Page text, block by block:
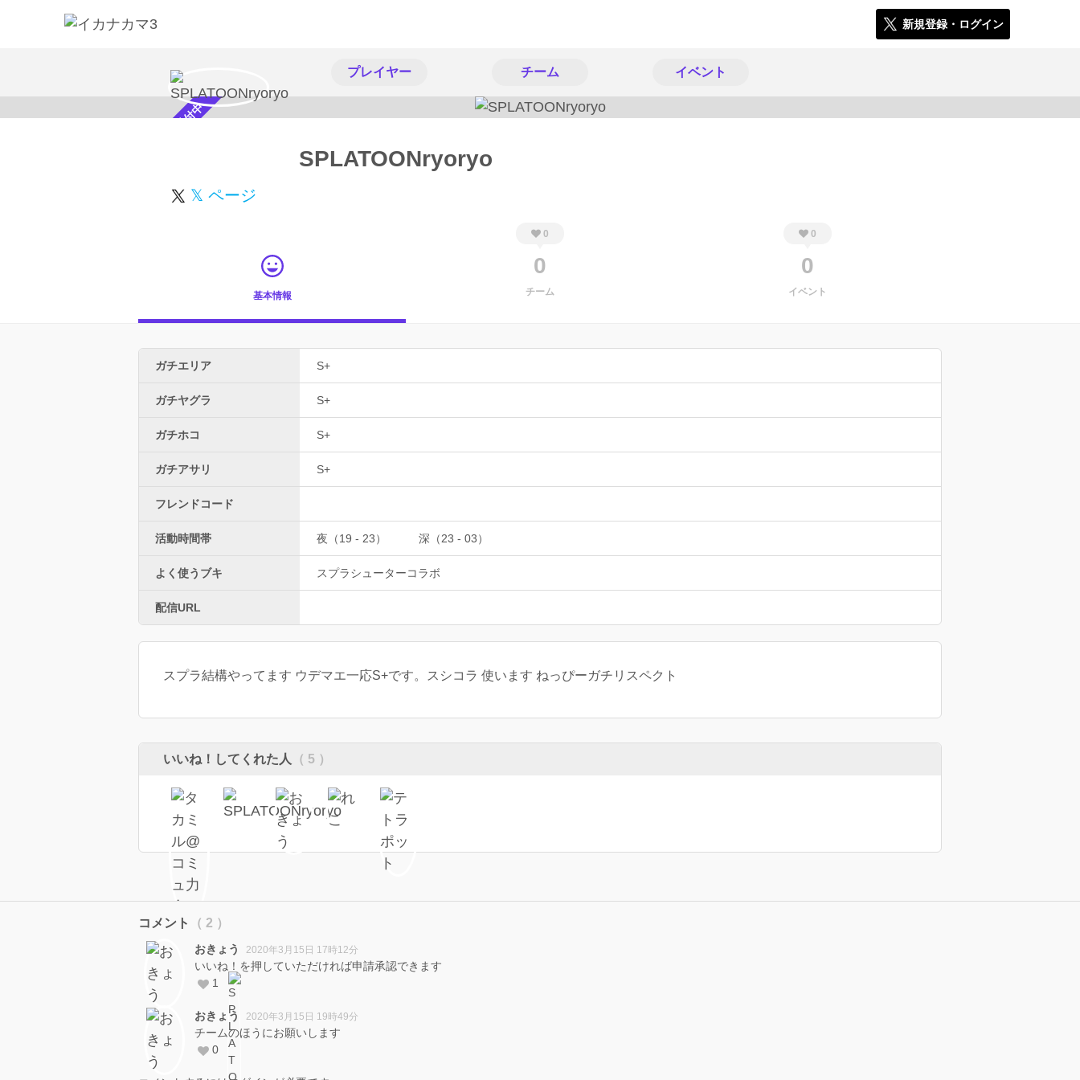
新規登録・ログイン
プレイヤー チーム イベント
スカウト受付中 SPLATOONryoryo
𝕏 ページ
基本情報
0
0
チーム
0
0
イベント
ガチエリア S+
ガチヤグラ S+
ガチホコ S+
ガチアサリ S+
フレンドコード
活動時間帯 夜（19 - 23） 深（23 - 03）
よく使うブキ スプラシューターコラボ
配信URL
スプラ結構やってます ウデマエ一応S+です。スシコラ 使います ねっぴーガチリスペクト
いいね！してくれた人 （ 5 ）
コメント （ 2 ）
おきょう 2020年3月15日 17時12分
いいね！を押していただければ申請承認できます
1
おきょう 2020年3月15日 19時49分
チームのほうにお願いします
0